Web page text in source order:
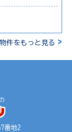
件をもっと見る >
番地2